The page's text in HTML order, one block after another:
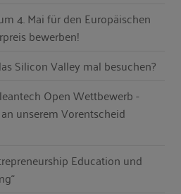
4. Mai für den Europäischen
bewerben!
Silicon Valley mal besuchen?
Open Wettbewerb -
unserem Vorentscheid
Education und